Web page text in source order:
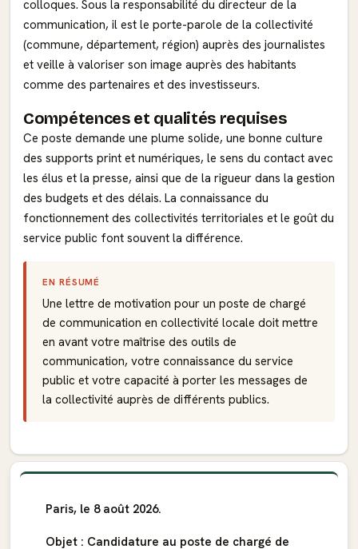
colloques. Sous la responsabilité du directeur de la
communication, il est le porte-parole de la collectivité
(commune, département, région) auprès des journalistes
et veille à valoriser son image auprès des habitants
comme des partenaires et des investisseurs.
Compétences et qualités requises
Ce poste demande une plume solide, une bonne culture
des supports print et numériques, le sens du contact avec
les élus et la presse, ainsi que de la rigueur dans la gestion
des budgets et des délais. La connaissance du
fonctionnement des collectivités territoriales et le goût du
service public font souvent la différence.
EN RÉSUMÉ
Une lettre de motivation pour un poste de chargé
de communication en collectivité locale doit mettre
en avant votre maîtrise des outils de
communication, votre connaissance du service
public et votre capacité à porter les messages de
la collectivité auprès de différents publics.
Paris, le 8 août 2026.
Objet : Candidature au poste de chargé de